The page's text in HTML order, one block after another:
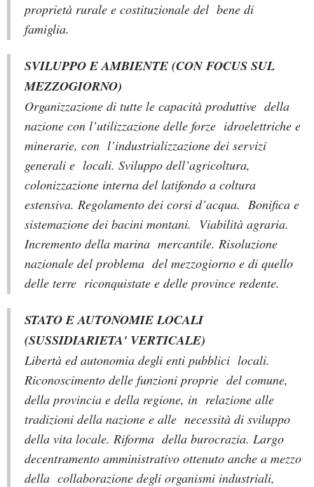
proprietà rurale e costituzionale del bene di
famiglia.
SVILUPPO E AMBIENTE (CON FOCUS SUL
MEZZOGIORNO)
Organizzazione di tutte le capacità produttive della
nazione con l’utilizzazione delle forze idroelettriche e
minerarie, con l’industrializzazione dei servizi
generali e locali. Sviluppo dell’agricoltura,
colonizzazione interna del latifondo a coltura
estensiva. Regolamento dei corsi d’acqua. Bonifica e
sistemazione dei bacini montani. Viabilità agraria.
Incremento della marina mercantile. Risoluzione
nazionale del problema del mezzogiorno e di quello
delle terre riconquistate e delle province redente.
STATO E AUTONOMIE LOCALI
(SUSSIDIARIETA' VERTICALE)
Libertà ed autonomia degli enti pubblici locali.
Riconoscimento delle funzioni proprie del comune,
della provincia e della regione, in relazione alle
tradizioni della nazione e alle necessità di sviluppo
della vita locale. Riforma della burocrazia. Largo
decentramento amministrativo ottenuto anche a mezzo
della collaborazione degli organismi industriali,